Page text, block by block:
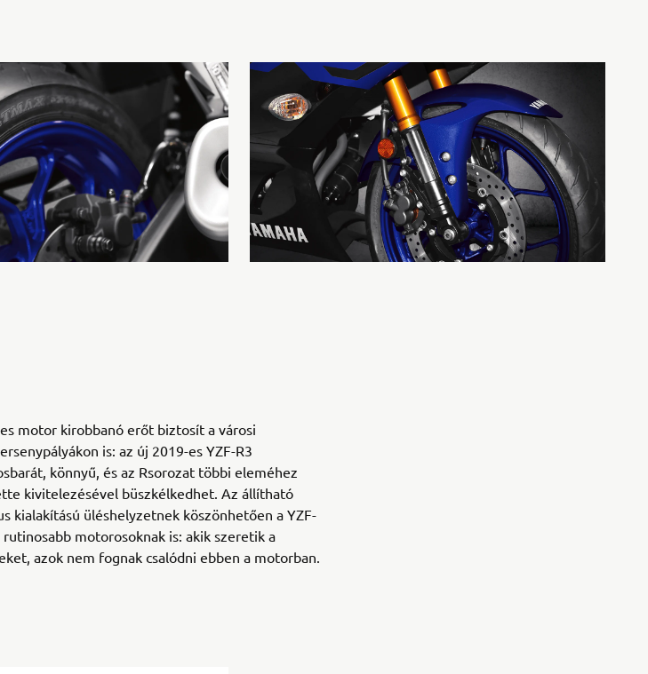
motor kirobbanó erőt biztosít a városi
is: az új 2019-es YZF-R3
könnyű, és az Rsorozat többi eleméhez
kivitelezésével büszkélkedhet. Az állítható
kialakítású üléshelyzetnek köszönhetően a YZF-
motorosoknak is: akik szeretik a
azok nem fognak csalódni ebben a motorban.